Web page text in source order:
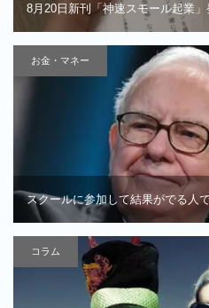
8月20日新刊「神速スモール起業
お金・マネー
スクールに参加して結果がでる人
コラム